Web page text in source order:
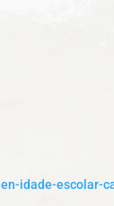
idade-escolar-